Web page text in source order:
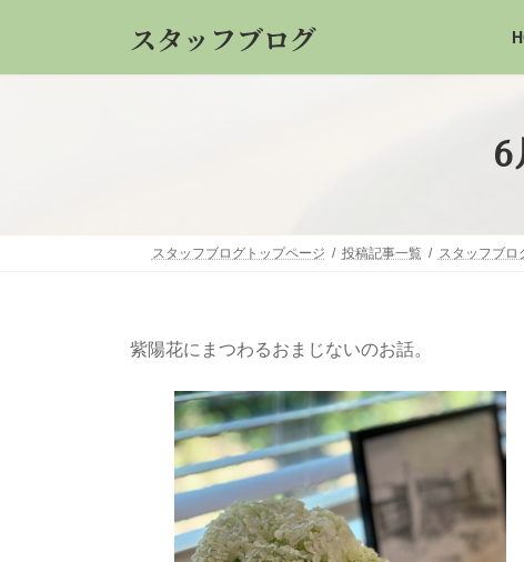
テ
ゲ
スタッフブログ
6
スタッフブログトップページ 投稿記事一覧 スタッフブロ
紫陽花にまつわるおまじないのお話。